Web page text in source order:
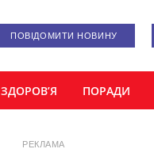
ПОВІДОМИТИ НОВИНУ
ЗДОРОВ’Я ПОРАДИ
РЕКЛАМА